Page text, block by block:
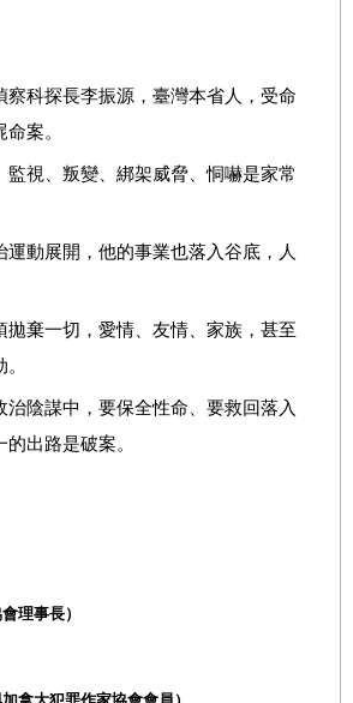
察科探長李振源，臺灣本省人，受命
案。
監視、叛變、綁架威脅、恫嚇是家常
運動展開，他的事業也落入谷底，人
拋棄一切，愛情、友情、家族，甚至
治陰謀中，要保全性命、要救回落入
出路是破案。
理事長）